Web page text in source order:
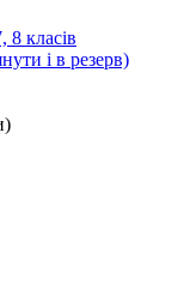
8 класів
і в резерв)